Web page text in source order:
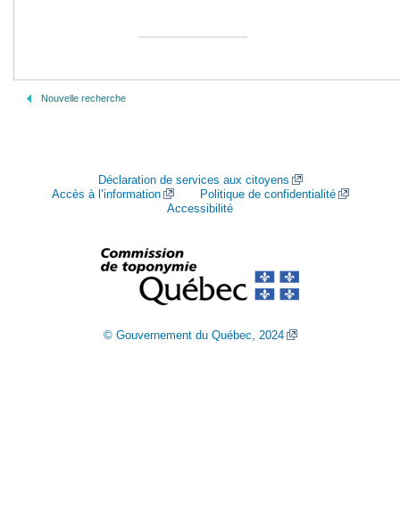
Nouvelle recherche
Déclaration de services aux citoyens
Accès à l’information
Politique de confidentialité
Accessibilité
© Gouvernement du Québec, 2024